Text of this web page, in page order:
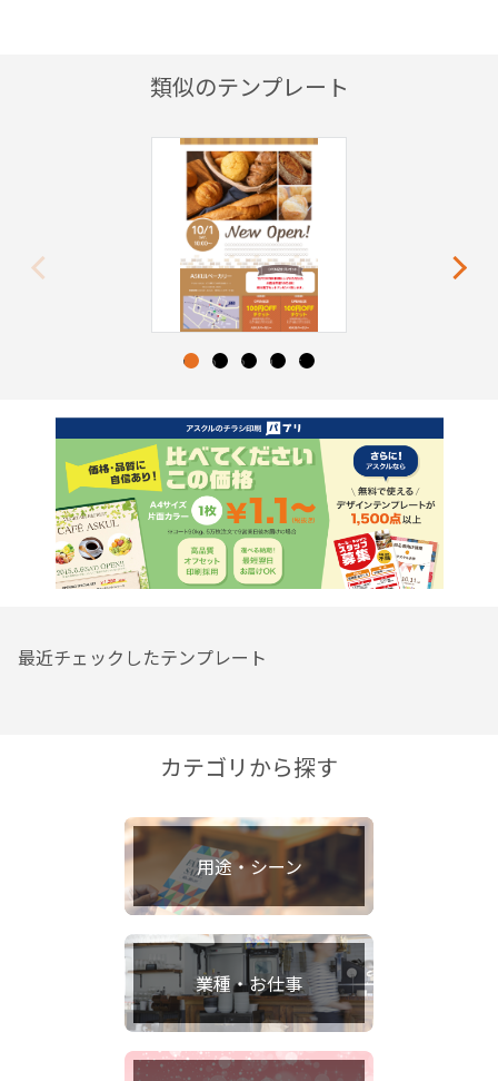
類似のテンプレート
Next
1 2 3 4 5
最近チェックしたテンプレート
カテゴリから探す
用途・シーン
業種・お仕事